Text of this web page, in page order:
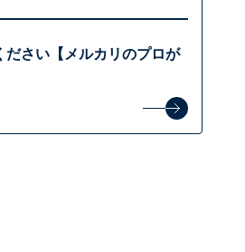
ださい【メルカリのプロが